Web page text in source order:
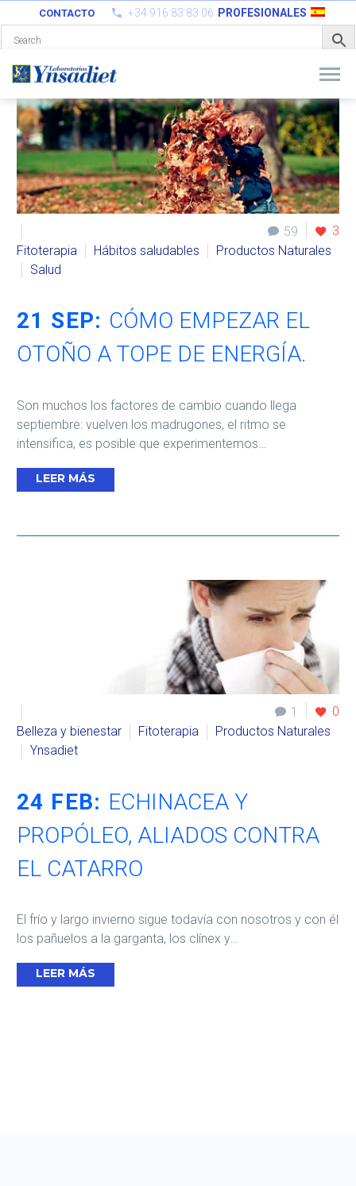
CONTACTO +34 916 83 83 06 PROFESIONALES
59
3
Fitoterapia
Hábitos saludables
Productos Naturales
Salud
21 SEP: CÓMO EMPEZAR EL
OTOÑO A TOPE DE ENERGÍA.
Son muchos los factores de cambio cuando llega
septiembre: vuelven los madrugones, el ritmo se
intensifica, es posible que experimentemos…
LEER MÁS
1
0
Belleza y bienestar
Fitoterapia
Productos Naturales
Ynsadiet
24 FEB: ECHINACEA Y
PROPÓLEO, ALIADOS CONTRA
EL CATARRO
El frío y largo invierno sigue todavía con nosotros y con él
los pañuelos a la garganta, los clínex y…
LEER MÁS